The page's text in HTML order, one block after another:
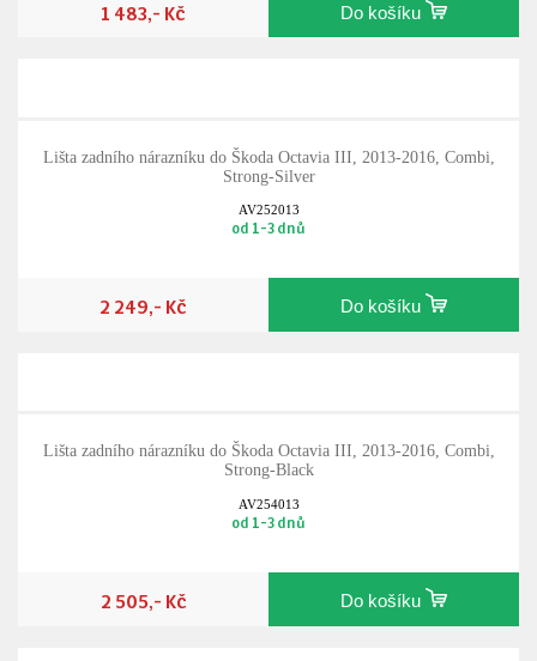
1 483,- Kč Do košíku
Lišta zadního nárazníku do Škoda Octavia III, 2013-2016, Combi,
Strong-Silver
AV252013
od 1-3 dnů
2 249,- Kč Do košíku
Lišta zadního nárazníku do Škoda Octavia III, 2013-2016, Combi,
Strong-Black
AV254013
od 1-3 dnů
2 505,- Kč Do košíku